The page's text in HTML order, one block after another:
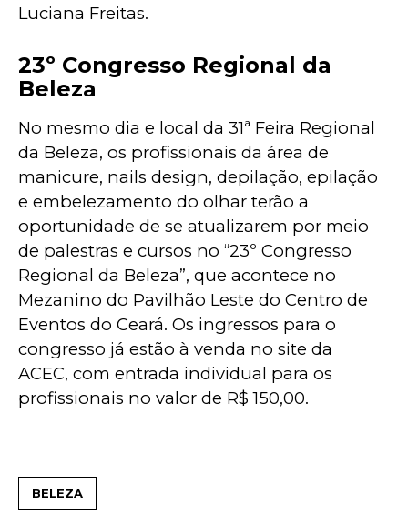
Luciana Freitas.
23º Congresso Regional da
Beleza
No mesmo dia e local da 31ª Feira Regional
da Beleza, os profissionais da área de
manicure, nails design, depilação, epilação
e embelezamento do olhar terão a
oportunidade de se atualizarem por meio
de palestras e cursos no “23º Congresso
Regional da Beleza”, que acontece no
Mezanino do Pavilhão Leste do Centro de
Eventos do Ceará. Os ingressos para o
congresso já estão à venda no site da
ACEC, com entrada individual para os
profissionais no valor de R$ 150,00.
BELEZA